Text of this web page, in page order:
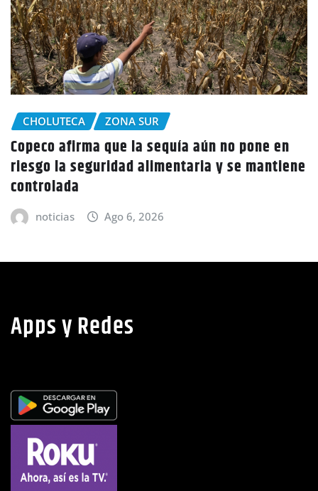
CHOLUTECA
Policía Nacional desaloja a campesinos
tierras en El Tulito, Choluteca
noticias
Apps y Redes